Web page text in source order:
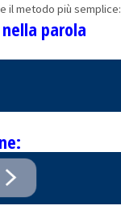
il metodo più semplice:
parola